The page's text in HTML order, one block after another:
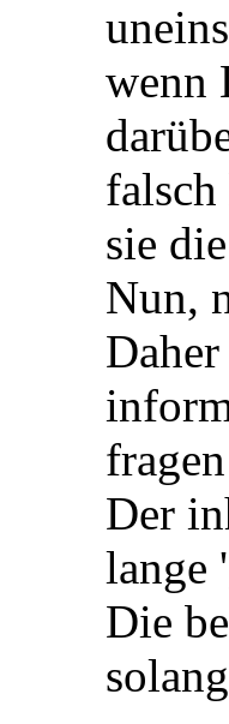
wenn
sie
Nun,
Der
lange
Die